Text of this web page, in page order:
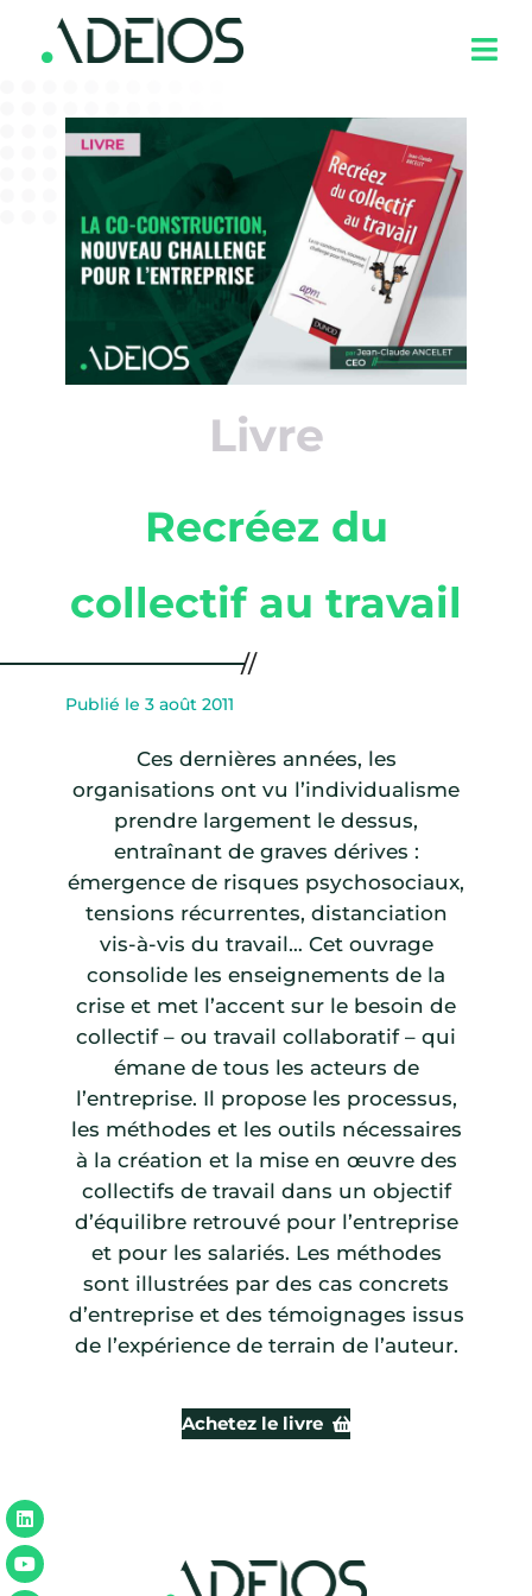
Livre
Recréez du
collectif au travail
Publié le 3 août 2011
Ces dernières années, les
organisations ont vu l’individualisme
prendre largement le dessus,
entraînant de graves dérives :
émergence de risques psychosociaux,
tensions récurrentes, distanciation
vis-à-vis du travail… Cet ouvrage
consolide les enseignements de la
crise et met l’accent sur le besoin de
collectif – ou travail collaboratif – qui
émane de tous les acteurs de
l’entreprise. Il propose les processus,
les méthodes et les outils nécessaires
à la création et la mise en œuvre des
collectifs de travail dans un objectif
d’équilibre retrouvé pour l’entreprise
et pour les salariés. Les méthodes
sont illustrées par des cas concrets
d’entreprise et des témoignages issus
de l’expérience de terrain de l’auteur.
Achetez le livre